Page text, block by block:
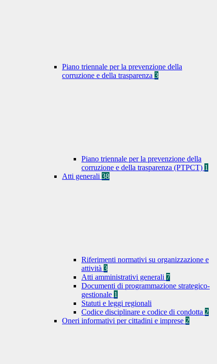
Piano triennale per la prevenzione della
corruzione e della trasparenza 3
Piano triennale per la prevenzione della
corruzione e della trasparenza (PTPCT) 1
Atti generali 38
Riferimenti normativi su organizzazione e
attività 3
Atti amministrativi generali 7
Documenti di programmazione strategico-
gestionale 1
Statuti e leggi regionali
Codice disciplinare e codice di condotta 2
Oneri informativi per cittadini e imprese 2